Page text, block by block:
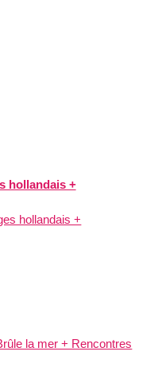
hollandais +
hollandais +
la mer + Rencontres